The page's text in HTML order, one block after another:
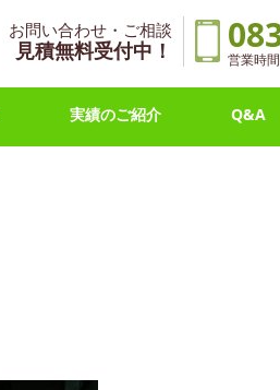
お問い合わせ・ご相談
見積無料受付中！ 営業時
実績のご紹介 Q&A